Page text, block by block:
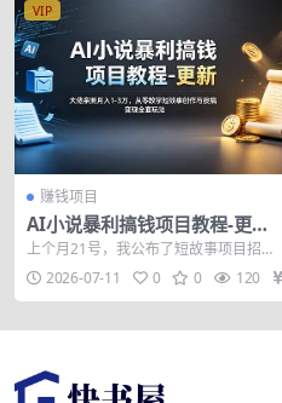
VIP
赚钱项目
AI小说暴利搞钱项目教程-更
新，大佬亲测月入1-3万，从零
教学短故事创作与投稿变现全套
玩法
上个月21号，我公布了短故事项目招募
预告。推文一发，私下有不少朋友咨询
我，关于短...
2026-07-11 0 0 120